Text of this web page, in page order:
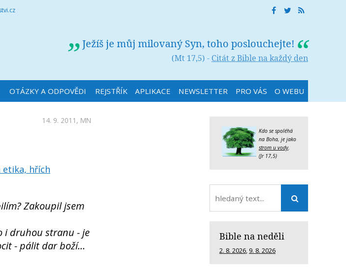
Ježíš je můj milovaný Syn, toho poslouchejte!
(Mt 17,5) - Citát z Bible na každý den
OTÁZKY A ODPOVĚDI REJSTŘÍK APLIKACE NEWSLETTER PRO VÁS O WEBU
14. 9. 2011, MN
etika, hřích
Zakoupil jsem
i druhou stranu - je
- pálit dar boží...
Kdo se spoléhá
na Boha, je jako
strom u vody.
(Jr 17,5)
Bible na neděli
2. 8. 2026, 9. 8. 2026